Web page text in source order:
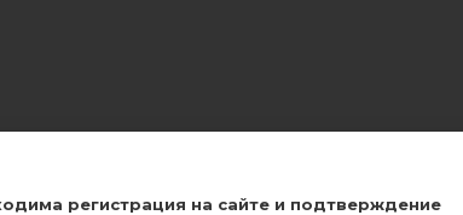
регистрация на сайте и подтверждение